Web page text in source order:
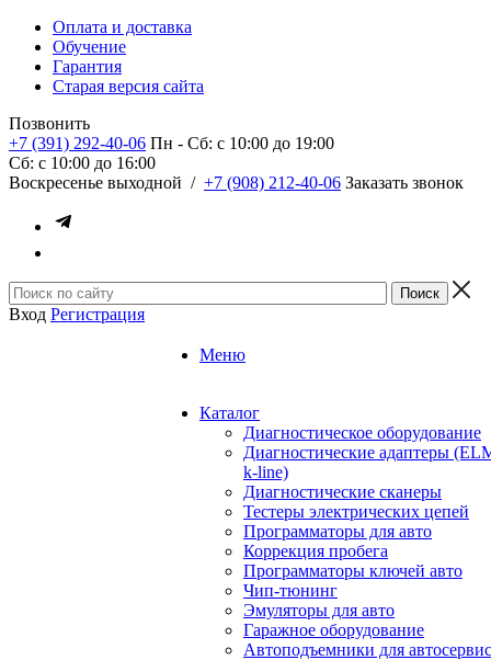
Оплата и доставка
Обучение
Гарантия
Старая версия сайта
Позвонить
+7 (391) 292-40-06 Пн - Сб: c 10:00 до 19:00
Сб: c 10:00 до 16:00
​Воскресенье выходной / +7 (908) 212-40-06 Заказать звонок
Вход Регистрация
Меню
Каталог
Диагностическое оборудование
Диагностические адаптеры
k-line)
Диагностические сканеры
Тестеры электрических цепей
Программаторы для авто
Коррекция пробега
Программаторы ключей авто
Чип-тюнинг
Эмуляторы для авто
Гаражное оборудование
Автоподъемники для